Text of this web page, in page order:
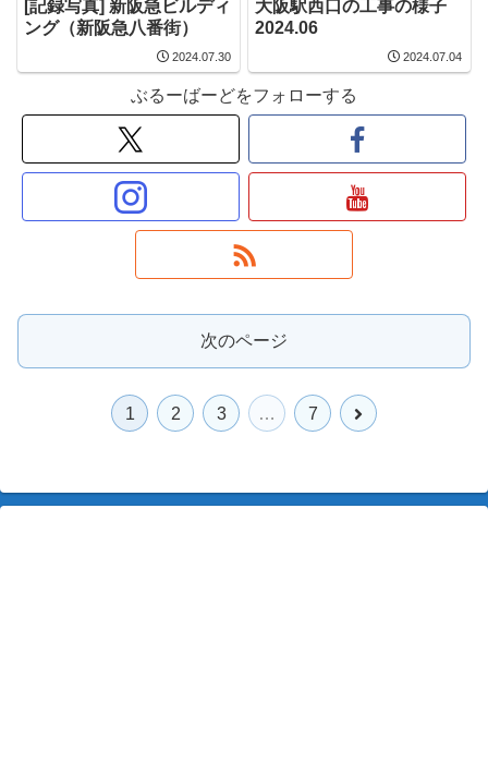
[記録写真] 新阪急ビルディ
ング（新阪急八番街）
2024.07.30
大阪駅西口の工事の様子
2024.06
2024.07.04
ぶるーばーどをフォローする
次のページ
1 2 3 … 7
次